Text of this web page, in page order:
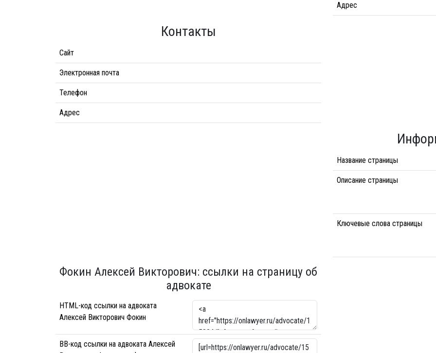
Адрес
Контакты
Сайт
Электронная почта
Телефон
Адрес
Название страницы
Описание страницы
Ключевые слова страницы
Фокин Алексей Викторович: ссылки на страницу об
адвокате
HTML-код ссылки на адвоката
Алексей Викторович Фокин
BB-код ссылки на адвоката Алексей